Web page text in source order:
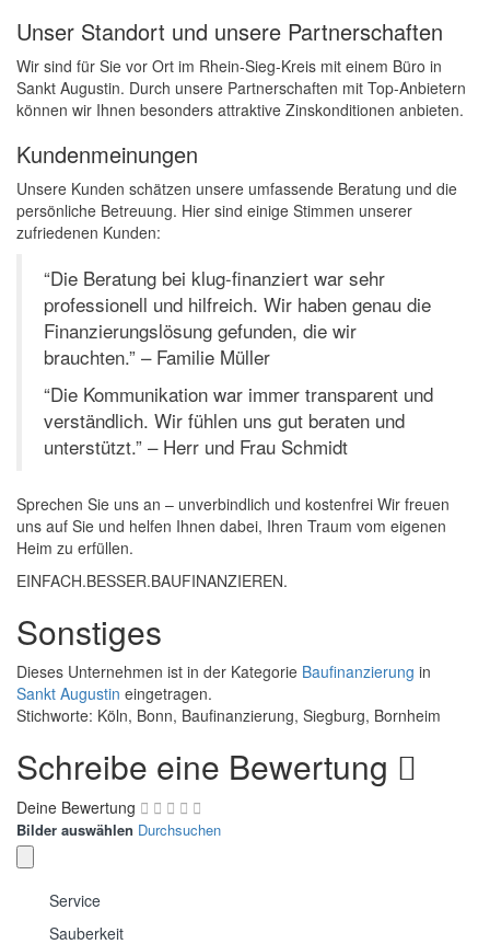
Unser Standort und unsere Partnerschaften
Wir sind für Sie vor Ort im Rhein-Sieg-Kreis mit einem Büro in
Sankt Augustin. Durch unsere Partnerschaften mit Top-Anbietern
können wir Ihnen besonders attraktive Zinskonditionen anbieten.
Kundenmeinungen
Unsere Kunden schätzen unsere umfassende Beratung und die
persönliche Betreuung. Hier sind einige Stimmen unserer
zufriedenen Kunden:
“Die Beratung bei klug-finanziert war sehr
professionell und hilfreich. Wir haben genau die
Finanzierungslösung gefunden, die wir
brauchten.” – Familie Müller
“Die Kommunikation war immer transparent und
verständlich. Wir fühlen uns gut beraten und
unterstützt.” – Herr und Frau Schmidt
Sprechen Sie uns an – unverbindlich und kostenfrei Wir freuen
uns auf Sie und helfen Ihnen dabei, Ihren Traum vom eigenen
Heim zu erfüllen.
EINFACH.BESSER.BAUFINANZIEREN.
Sonstiges
Dieses Unternehmen ist in der Kategorie Baufinanzierung in
Sankt Augustin eingetragen.
Stichworte: Köln, Bonn, Baufinanzierung, Siegburg, Bornheim
Schreibe eine Bewertung
Deine Bewertung
Bilder auswählen Durchsuchen
Service
Sauberkeit